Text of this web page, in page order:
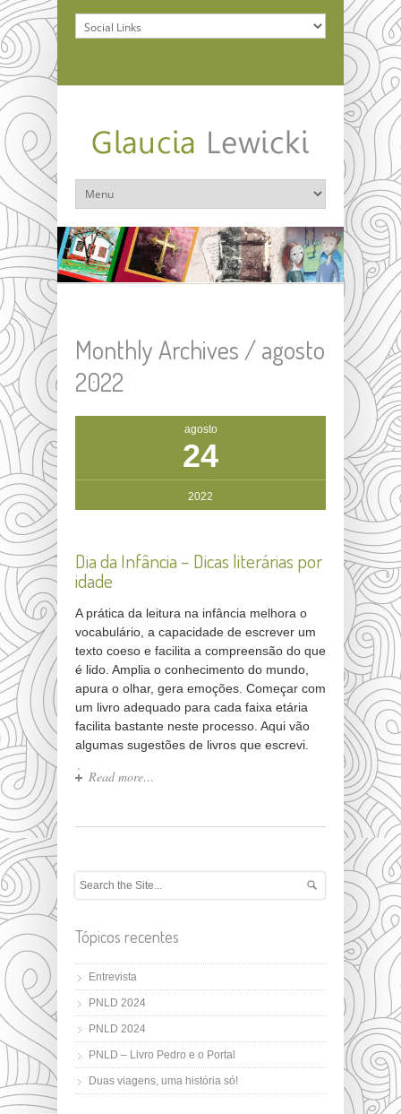
Monthly Archives /agosto
2022
agosto
24
2022
Dia da Infância – Dicas literárias por
idade
A prática da leitura na infância melhora o
vocabulário, a capacidade de escrever um
texto coeso e facilita a compreensão do que
é lido. Amplia o conhecimento do mundo,
apura o olhar, gera emoções. Começar com
um livro adequado para cada faixa etária
facilita bastante neste processo. Aqui vão
algumas sugestões de livros que escrevi.
Read more…
Tópicos recentes
Entrevista
PNLD 2024
PNLD 2024
PNLD – Livro Pedro e o Portal
Duas viagens, uma história só!